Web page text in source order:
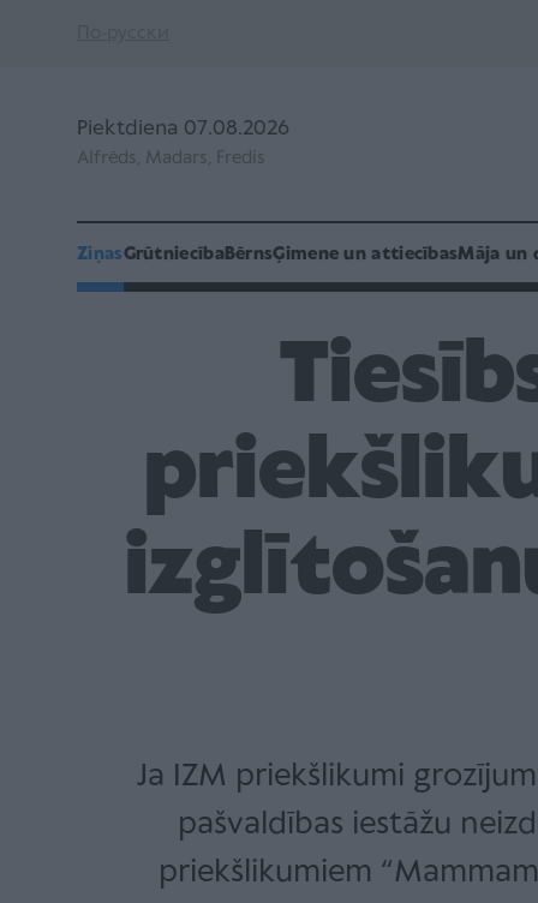
Piektdiena 07.08.2026
Alfrēds, Madars, Fredis
ZiņasGrūtniecībaBērnsĢimene un attiecībasMāja un
Ja IZM priekšlikumi
pašvaldības iestāžu
priekšlikumiem